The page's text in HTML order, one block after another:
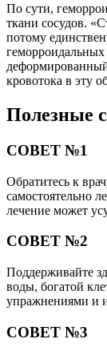
По сути,
ткани сосудов.
потому
геморроидальных
кровотока в эту
Полезные
СОВЕТ №1
Обратитесь к
самостоятельно
лечение может
СОВЕТ №2
Поддерживайте
воды, богатой
упражнениями и
СОВЕТ №3